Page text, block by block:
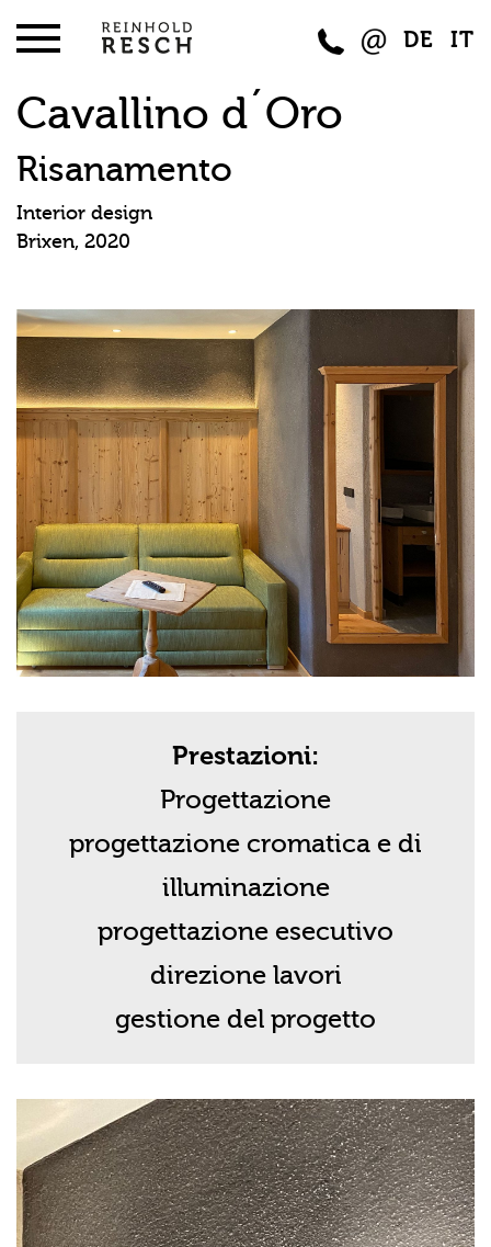
DE IT
Cavallino d´Oro
Risanamento
Interior design
Brixen, 2020
Prestazioni:
Progettazione
progettazione cromatica e di
illuminazione
progettazione esecutivo
direzione lavori
gestione del progetto